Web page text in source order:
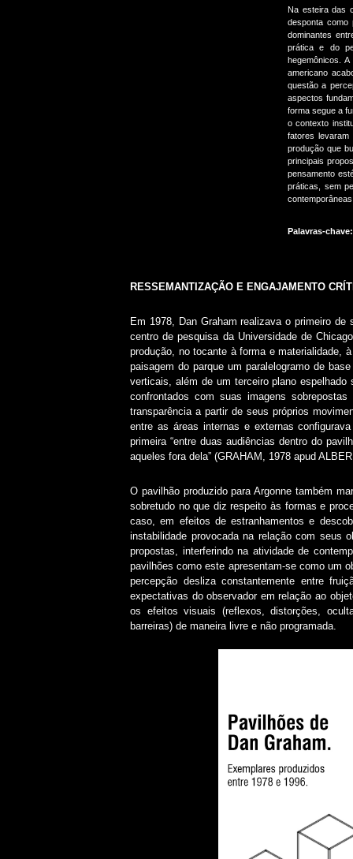
Na esteira das
desponta como
dominantes
prática e do
hegemônicos.
americano
questão a
aspectos
forma segue a
o contexto
fatores
produção que
principais
pensamento
práticas, sem
Palavras-chave:
RESSEMANTIZAÇÃO E ENGAJAMENTO
Em 1978, Dan Graham realizava o primeiro
centro de pesquisa da Universidade de
produção, no tocante à forma e materialidade,
paisagem do parque um paralelogramo de
verticais, além de um terceiro plano
confrontados com suas imagens
transparência a partir de seus próprios
entre as áreas internas e externas
primeira “entre duas audiências dentro do
aqueles fora dela” (GRAHAM, 1978 apud
O pavilhão produzido para Argonne também
sobretudo no que diz respeito às formas e
caso, em efeitos de estranhamentos e
instabilidade provocada na relação com seus
propostas, interferindo na atividade de
pavilhões como este apresentam-se como um
percepção desliza constantemente entre
expectativas do observador em relação ao
os efeitos visuais (reflexos, distorções,
barreiras) de maneira livre e não programada.